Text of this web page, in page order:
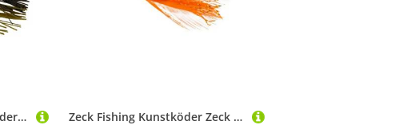
ZECK vibrierender Kunstköder - Bladed Jig Moor Kiwi - #4/0-14g
Zeck Fishing Kunstköder Zeck Feathered Single Hook - 2 Einzelhaken